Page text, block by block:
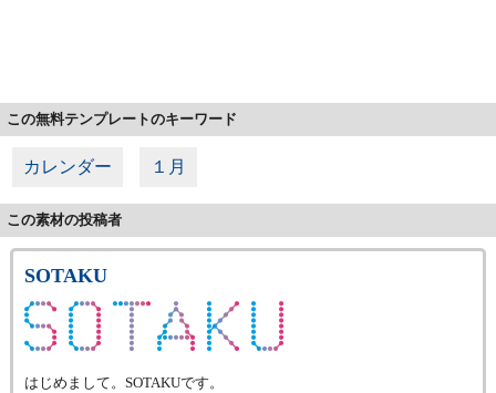
この無料テンプレートのキーワード
カレンダー １月
この素材の投稿者
SOTAKU
はじめまして。SOTAKUです。